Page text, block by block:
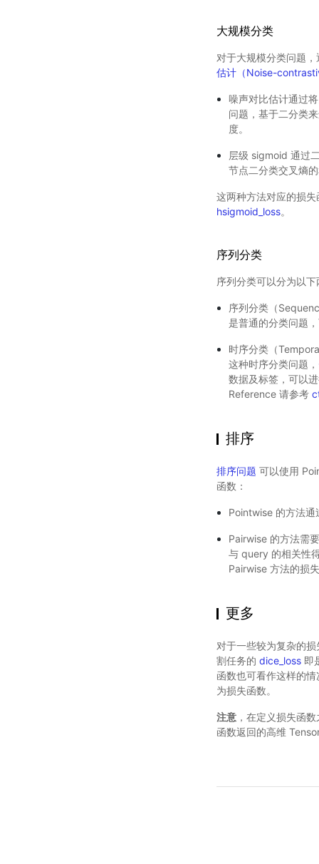
大规模分类
对于大规模分类问题
估计（Noise-
噪声对比估计通过
问题，基于二分类
度。
层级 sigmoid 通过
节点二分类交叉熵
这两种方法对应的损
hsigmoid_loss。
序列分类
序列分类可以分为以下
序列分类（
是普通的分类问题
时序分类（
这种时序分类问题，
数据及标签，可以
Reference 请参考
排序
排序问题 可以使用
函数：
Pointwise 的方法通
Pairwise 的方法需
与 query 的相关性
Pairwise 方法的损
更多
对于一些较为复杂的
割任务的 dice_loss 即
函数也可看作这样的
为损失函数。
注意 ，在定义损失函
函数返回的高维